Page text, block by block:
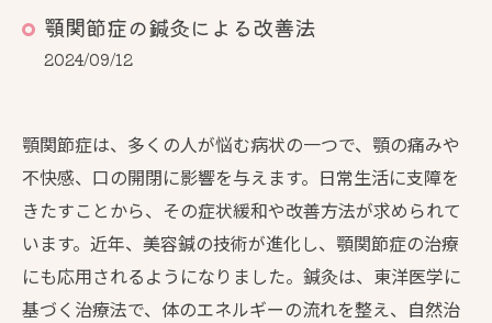
顎関節症の鍼灸による改善法
2024/09/12
顎関節症は、多くの人が悩む病状の一つで、顎の痛みや
不快感、口の開閉に影響を与えます。日常生活に支障を
きたすことから、その症状緩和や改善方法が求められて
います。近年、美容鍼の技術が進化し、顎関節症の治療
にも応用されるようになりました。鍼灸は、東洋医学に
基づく治療法で、体のエネルギーの流れを整え、自然治